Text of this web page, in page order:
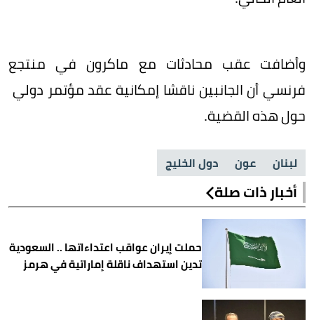
وأضافت عقب محادثات مع ⁠ماكرون في ⁠منتجع
فرنسي أن الجانبين ​ناقشا ⁠إمكانية عقد مؤتمر ⁠دولي ​
حول هذه ​القضية.
لبنان عون دول الخليج
أخبار ذات صلة
حملت إيران عواقب اعتداءاتها .. السعودية
تدين استهداف ناقلة إماراتية في هرمز